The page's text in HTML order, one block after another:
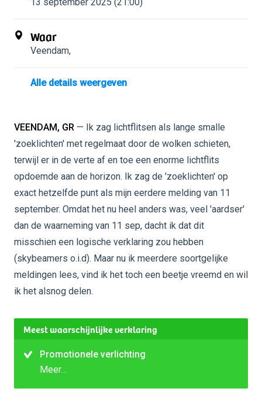
Waar
Veendam,
Alle details weergeven
VEENDAM, GR — Ik zag lichtflitsen als lange smalle
'zoeklichten' met regelmaat door de wolken schieten,
terwijl er in de verte af en toe een enorme lichtflits
opdoemde aan de horizon. Ik zag de 'zoeklichten' op
exact hetzelfde punt als mijn eerdere melding van 11
september. Omdat het nu heel anders was, veel 'aardser'
dan de waarneming van 11 sep, dacht ik dat dit
misschien een logische verklaring zou hebben
(skybeamers o.i.d). Maar nu ik meerdere soortgelijke
meldingen lees, vind ik het toch een beetje vreemd en wil
ik het alsnog delen.
Meest waarschijnlijke verklaring
Promotionele verlichting
Meer…